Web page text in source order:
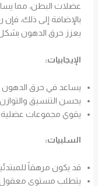
عضلات البطن، مما
بالإضافة إلى ذلك،
يعزز حرق الدهون بشكل
الإيجابيات:
يساعد في حرق الدهون
يحسن التنسيق والتوازن.
يقوي مجموعات
السلبيات:
قد يكون مرهقاً
يتطلب مستوى معقول